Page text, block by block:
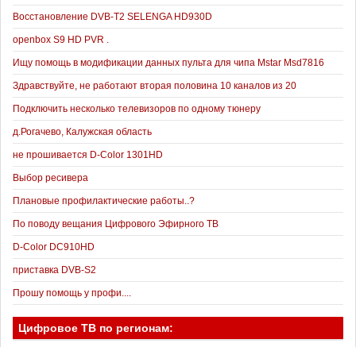
Восстановление DVB-T2 SELENGA HD930D
openbox S9 HD PVR .
Ищу помощь в модификации данных пульта для чипа Mstar Msd7816
Здравствуйте, не работают вторая половина 10 каналов из 20
Подключить несколько телевизоров по одному тюнеру
д.Рогачево, Калужская область
не прошивается D-Color 1301HD
Выбор ресивера
Плановые профилактические работы..?
По поводу вещания Цифрового Эфирного ТВ
D-Color DC910HD
приставка DVB-S2
Прошу помощь у профи....
Цифровое ТВ по регионам: